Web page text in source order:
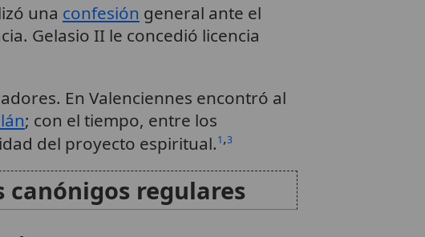
una confesión general ante el
Gelasio II le concedió licencia
En Valenciennes encontró al
; con el tiempo, entre los
del proyecto espiritual.1,3
canónigos regulares